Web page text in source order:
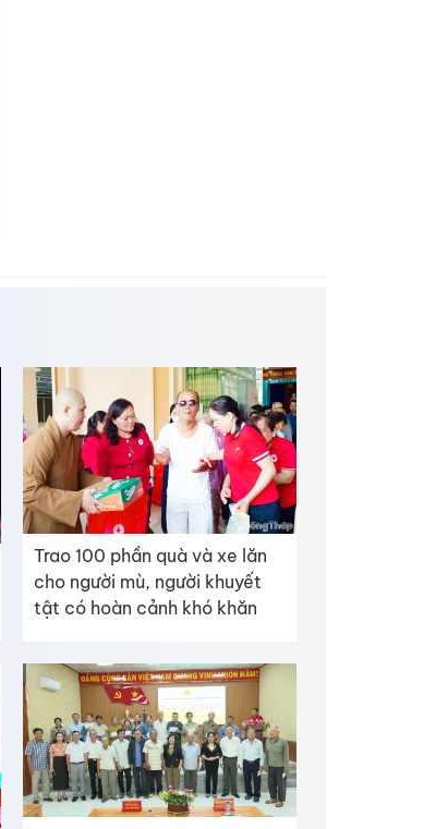
Trao 100 phần quà và xe lăn
cho người mù, người khuyết
tật có hoàn cảnh khó khăn